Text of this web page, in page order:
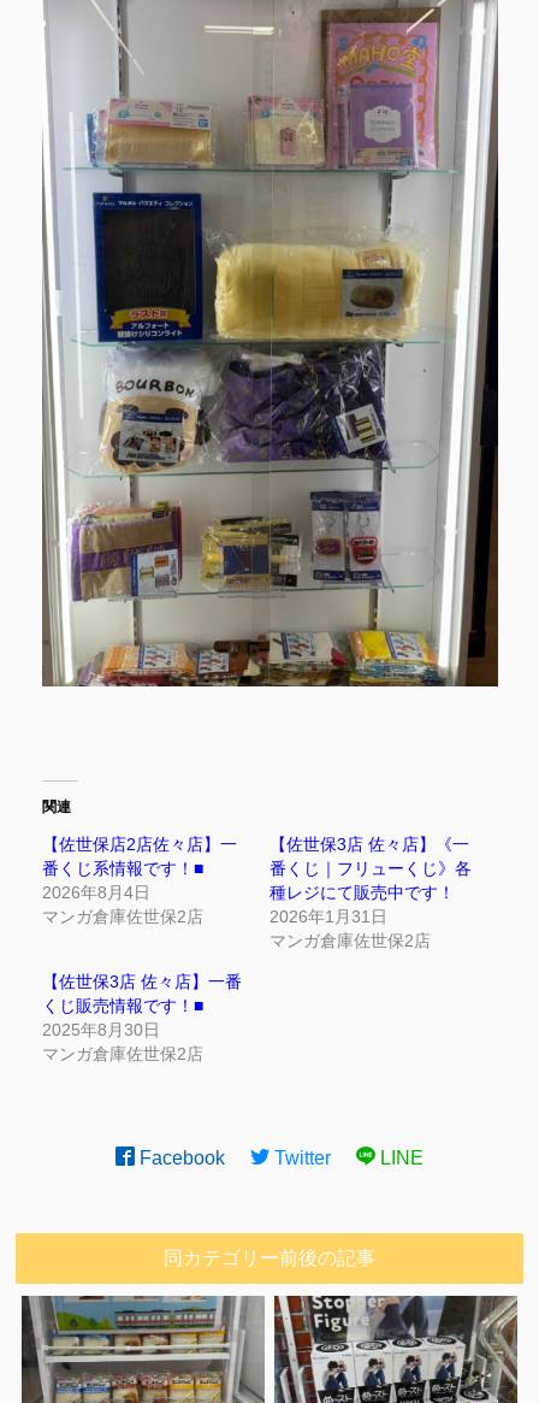
関連
【佐世保店2店佐々店】一
番くじ系情報です！■
2026年8月4日
マンガ倉庫佐世保2店
【佐世保3店 佐々店】《一
番くじ｜フリューくじ》各
種レジにて販売中です！
2026年1月31日
マンガ倉庫佐世保2店
【佐世保3店 佐々店】一番
くじ販売情報です！■
2025年8月30日
マンガ倉庫佐世保2店
Facebook Twitter LINE
同カテゴリー前後の記事